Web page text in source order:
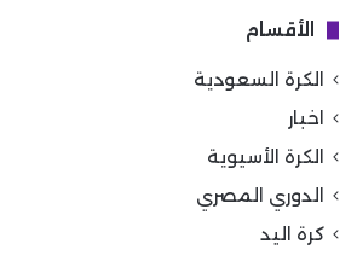
الأقسام
الكرة السعودية
اخبار
الكرة الأسيوية
الدوري المصري
كرة اليد